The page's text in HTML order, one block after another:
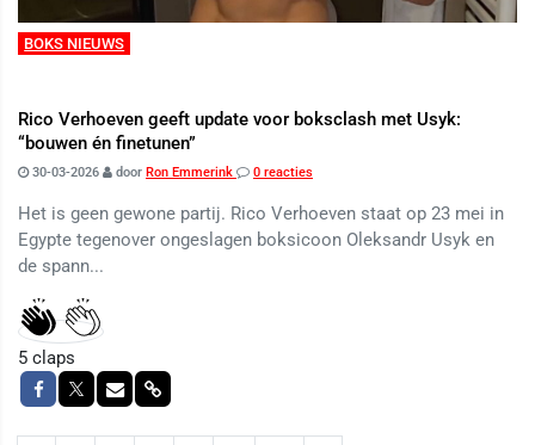
BOKS NIEUWS
Rico Verhoeven geeft update voor boksclash met Usyk:
“bouwen én finetunen”
30-03-2026 door Ron Emmerink 0 reacties
Het is geen gewone partij. Rico Verhoeven staat op 23 mei in
Egypte tegenover ongeslagen boksicoon Oleksandr Usyk en
de spann...
5 claps